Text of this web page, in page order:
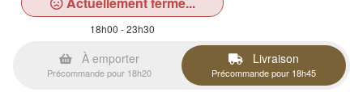
18h00 - 23h30
À emporter
Précommande pour 18h20
Livraison
Précommande pour 18h45